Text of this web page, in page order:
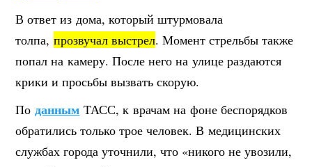
В ответ из дома, который штурмовала
толпа,прозвучал выстрел. Момент стрельбы также
попал на камеру. После него на улице раздаются
крики и просьбы вызвать скорую.
По данным ТАСС, к врачам на фоне беспорядков
обратились только трое человек. В медицинских
службах города уточнили, что «никого не увозили,